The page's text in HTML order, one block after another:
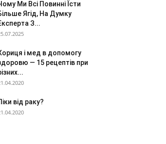
Ми Всі Повинні Їсти
Ягід, На Думку
З...
і мед в допомогу
— 15 рецептів при
від раку?